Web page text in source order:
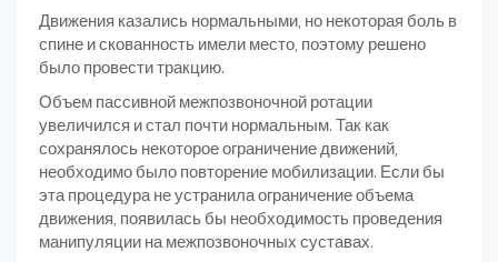
Движения казались нормальными, но некоторая боль в
спине и скованность имели место, поэтому решено
было провести тракцию.
Объем пассивной межпозвоночной ротации
увеличился и стал почти нормальным. Так как
сохранялось некоторое ограничение движений,
необходимо было повторение мобилизации. Если бы
эта процедура не устранила ограничение объема
движения, появилась бы необходимость проведения
манипуляции на межпозвоночных суставах.